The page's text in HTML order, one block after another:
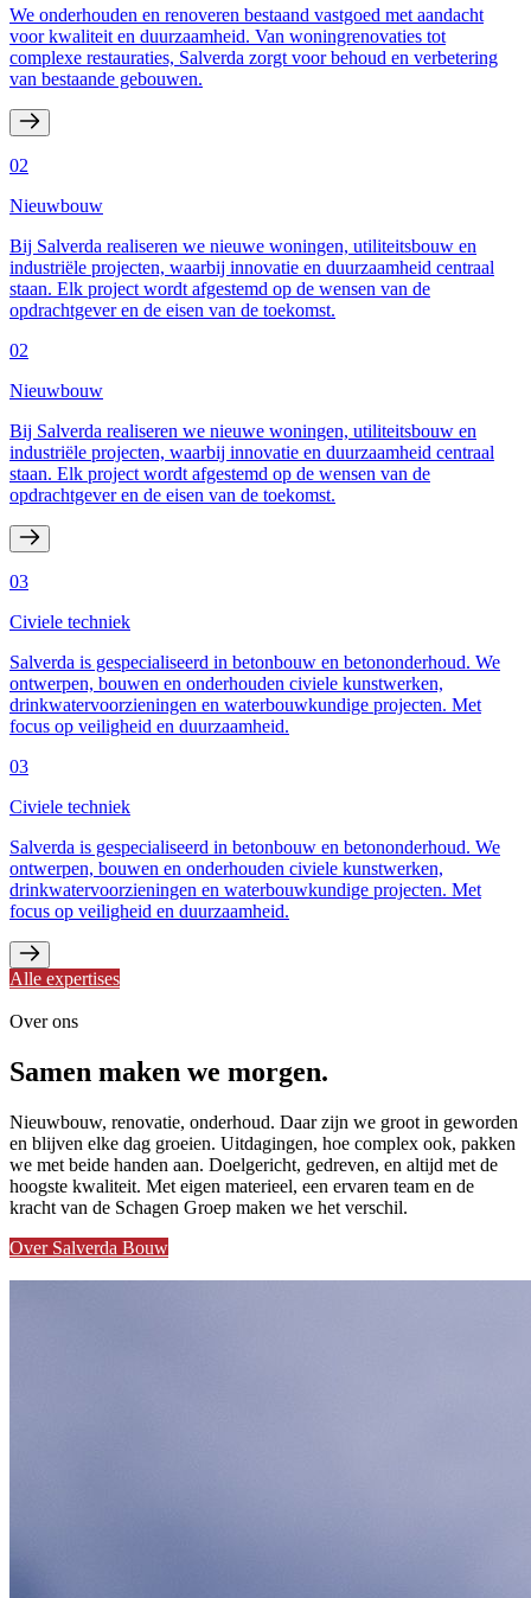
We onderhouden en renoveren bestaand vastgoed met aandacht
voor kwaliteit en duurzaamheid. Van woningrenovaties tot
complexe restauraties, Salverda zorgt voor behoud en verbetering
van bestaande gebouwen.
02
Nieuwbouw
Bij Salverda realiseren we nieuwe woningen, utiliteitsbouw en
industriële projecten, waarbij innovatie en duurzaamheid centraal
staan. Elk project wordt afgestemd op de wensen van de
opdrachtgever en de eisen van de toekomst.
02
Nieuwbouw
Bij Salverda realiseren we nieuwe woningen, utiliteitsbouw en
industriële projecten, waarbij innovatie en duurzaamheid centraal
staan. Elk project wordt afgestemd op de wensen van de
opdrachtgever en de eisen van de toekomst.
03
Civiele techniek
Salverda is gespecialiseerd in betonbouw en betononderhoud. We
ontwerpen, bouwen en onderhouden civiele kunstwerken,
drinkwatervoorzieningen en waterbouwkundige projecten. Met
focus op veiligheid en duurzaamheid.
03
Civiele techniek
Salverda is gespecialiseerd in betonbouw en betononderhoud. We
ontwerpen, bouwen en onderhouden civiele kunstwerken,
drinkwatervoorzieningen en waterbouwkundige projecten. Met
focus op veiligheid en duurzaamheid.
Alle expertises
Over ons
Samen maken we morgen.
Nieuwbouw, renovatie, onderhoud. Daar zijn we groot in geworden
en blijven elke dag groeien. Uitdagingen, hoe complex ook, pakken
we met beide handen aan. Doelgericht, gedreven, en altijd met de
hoogste kwaliteit. Met eigen materieel, een ervaren team en de
kracht van de Schagen Groep maken we het verschil.
Over Salverda Bouw